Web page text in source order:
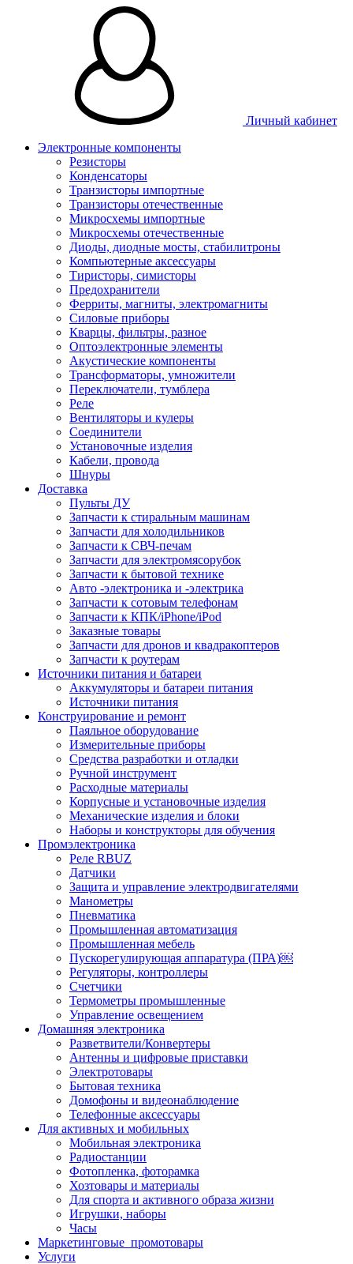
Личный кабинет
Электронные компоненты
Резисторы
Конденсаторы
Транзисторы импортные
Транзисторы отечественные
Микросхемы импортные
Микросхемы отечественные
Диоды, диодные мосты, стабилитроны
Компьютерные аксессуары
Тиристоры, симисторы
Предохранители
Ферриты, магниты, электромагниты
Силовые приборы
Кварцы, фильтры, разное
Оптоэлектронные элементы
Акустические компоненты
Трансформаторы, умножители
Переключатели, тумблера
Реле
Вентиляторы и кулеры
Соединители
Установочные изделия
Кабели, провода
Шнуры
Доставка
Пульты ДУ
Запчасти к стиральным машинам
Запчасти для холодильников
Запчасти к СВЧ-печам
Запчасти для электромясорубок
Запчасти к бытовой технике
Авто -электроника и -электрика
Запчасти к сотовым телефонам
Запчасти к КПК/iPhone/iPod
Заказные товары
Запчасти для дронов и квадракоптеров
Запчасти к роутерам
Источники питания и батареи
Аккумуляторы и батареи питания
Источники питания
Конструирование и ремонт
Паяльное оборудование
Измерительные приборы
Средства разработки и отладки
Ручной инструмент
Расходные материалы
Корпусные и установочные изделия
Механические изделия и блоки
Наборы и конструкторы для обучения
Промэлектроника
Реле RBUZ
Датчики
Защита и управление электродвигателями
Манометры
Пневматика
Промышленная автоматизация
Промышленная мебель
Пускорегулирующая аппаратура (ПРА)￼
Регуляторы, контроллеры
Счетчики
Термометры промышленные
Управление освещением
Домашняя электроника
Разветвители/Конвертеры
Антенны и цифровые приставки
Электротовары
Бытовая техника
Домофоны и видеонаблюдение
Телефонные аксессуары
Для активных и мобильных
Мобильная электроника
Радиостанции
Фотопленка, фоторамка
Хозтовары и материалы
Для спорта и активного образа жизни
Игрушки, наборы
Часы
Маркетинговые_промотовары
Услуги